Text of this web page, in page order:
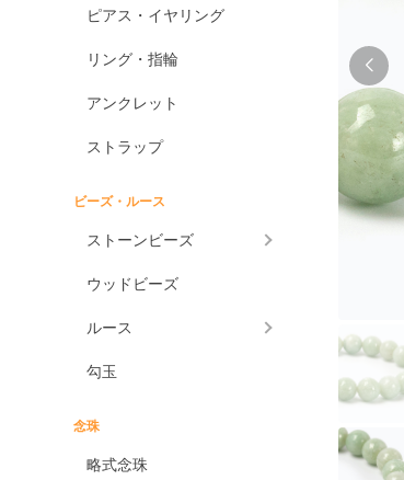
ピアス・イヤリング
リング・指輪
アンクレット
ストラップ
ビーズ・ルース
ストーンビーズ
ウッドビーズ
ルース
勾玉
念珠
略式念珠